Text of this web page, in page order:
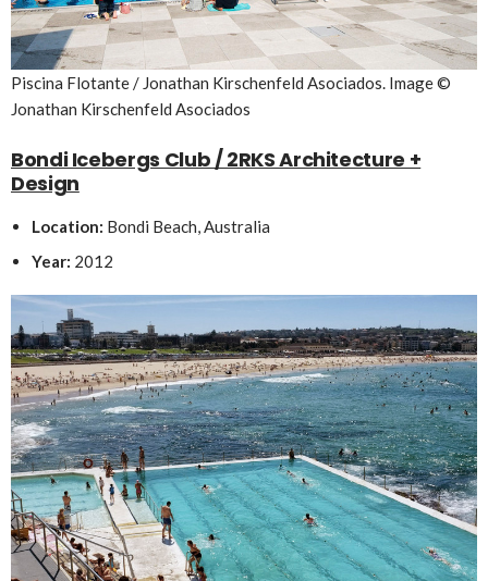
Piscina Flotante / Jonathan Kirschenfeld Asociados. Image ©
Jonathan Kirschenfeld Asociados
Bondi Icebergs Club / 2RKS Architecture +
Design
Location: Bondi Beach, Australia
Year: 2012